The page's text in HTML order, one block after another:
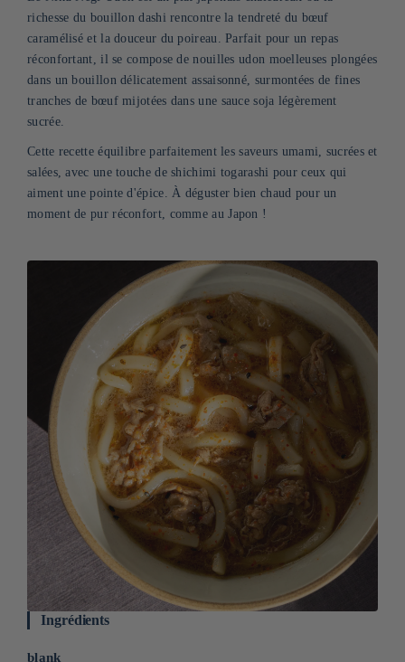
richesse du bouillon dashi rencontre la tendreté du bœuf
caramélisé et la douceur du poireau. Parfait pour un repas
réconfortant, il se compose de nouilles udon moelleuses plongées
dans un bouillon délicatement assaisonné, surmontées de fines
tranches de bœuf mijotées dans une sauce soja légèrement
sucrée.
Cette recette équilibre parfaitement les saveurs umami, sucrées et
salées, avec une touche de shichimi togarashi pour ceux qui
aiment une pointe d'épice. À déguster bien chaud pour un
moment de pur réconfort, comme au Japon !
Ingrédients
blank